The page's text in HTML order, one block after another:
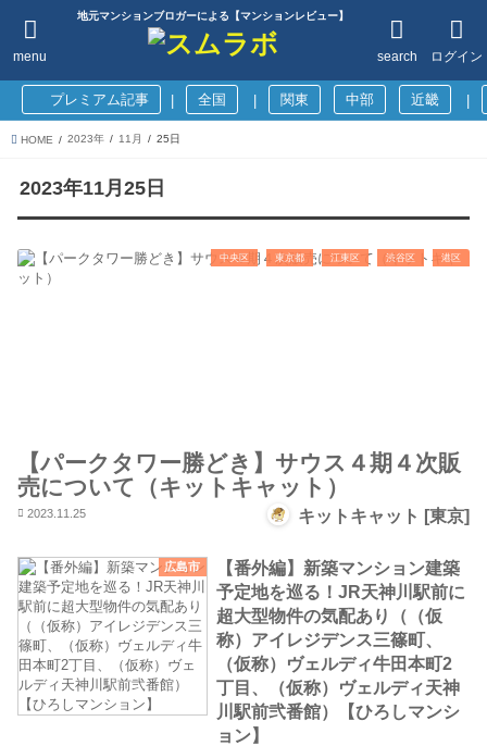
地元マンションブロガーによる【マンションレビュー】
ログイン
search
menu
プレミアム記事 全国 関東 中部 近畿
HOME 2023年 11月 25日
2023年11月25日
中央区 東京都 江東区 渋谷区 港区
【パークタワー勝どき】サウス４期４次販
売について（キットキャット）
2023.11.25 キットキャット [東京]
広島市
【番外編】新築マンション建築
予定地を巡る！JR天神川駅前に
超大型物件の気配あり（（仮
称）アイレジデンス三篠町、
（仮称）ヴェルディ牛田本町2
丁目、（仮称）ヴェルディ天神
川駅前弐番館）【ひろしマンシ
ョン】